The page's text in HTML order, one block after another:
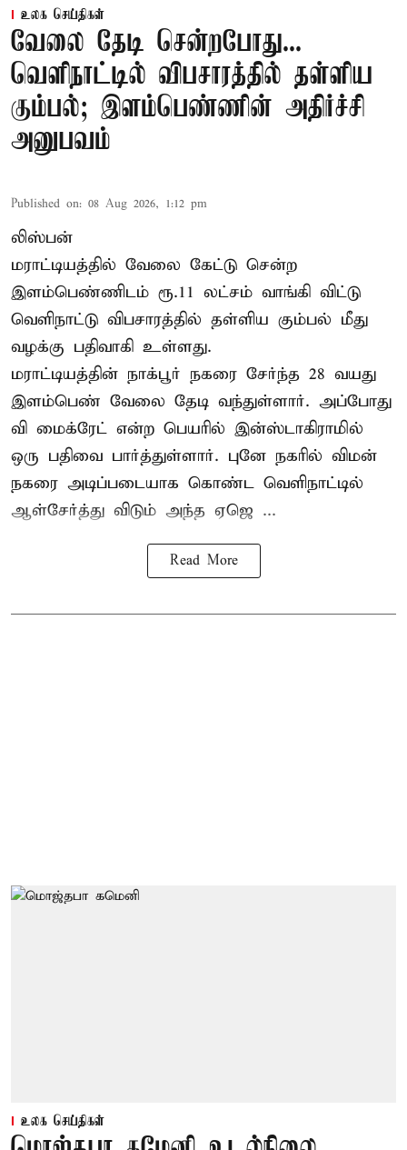
உலக செய்திகள்
வேலை தேடி சென்றபோது...
வெளிநாட்டில் விபசாரத்தில் தள்ளிய
கும்பல்; இளம்பெண்ணின் அதிர்ச்சி
அனுபவம்
Published on: 08 Aug 2026, 1:12 pm
லிஸ்பன்
மராட்டியத்தில் வேலை கேட்டு சென்ற
இளம்பெண்ணிடம் ரூ.11 லட்சம் வாங்கி விட்டு
வெளிநாட்டு விபசாரத்தில் தள்ளிய கும்பல் மீது
வழக்கு பதிவாகி உள்ளது.
மராட்டியத்தின் நாக்பூர் நகரை சேர்ந்த 28 வயது
இளம்பெண் வேலை தேடி வந்துள்ளார். அப்போது
வி மைக்ரேட் என்ற பெயரில் இன்ஸ்டாகிராமில்
ஒரு பதிவை பார்த்துள்ளார். புனே நகரில் விமன்
நகரை அடிப்படையாக கொண்ட வெளிநாட்டில்
ஆள்சேர்த்து விடும் அந்த ஏஜெ ...
Read More
உலக செய்திகள்